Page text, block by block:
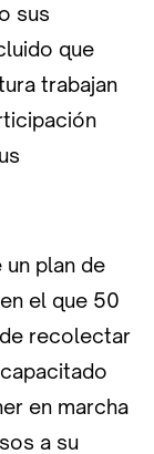
sus
que
trabajan
un plan de
el que 50
recolectar
en marcha
a su